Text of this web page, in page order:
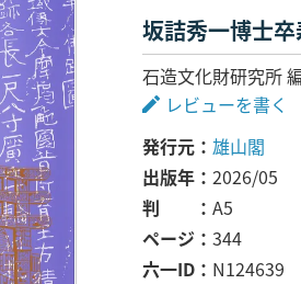
坂詰秀一博士
石造文化財研究所
レビューを書く
発行元
雄山閣
出版年
2026/05
判
A5
ページ
344
六一ID
N124639